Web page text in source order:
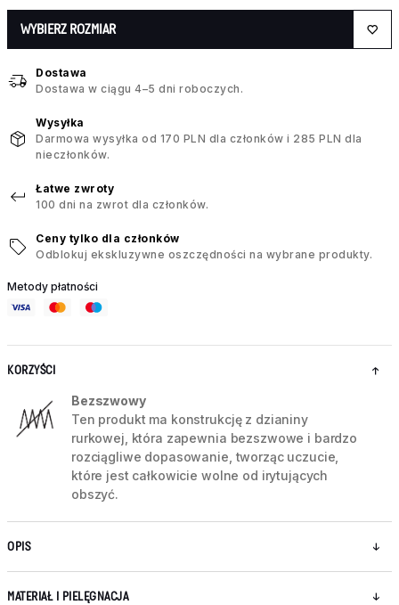
WYBIERZ ROZMIAR
Dostawa
Dostawa w ciągu 4–5 dni roboczych.
Wysyłka
Darmowa wysyłka od 170 PLN dla członków i 285 PLN dla
nieczłonków.
Łatwe zwroty
100 dni na zwrot dla członków.
Ceny tylko dla członków
Odblokuj ekskluzywne oszczędności na wybrane produkty.
Metody płatności
KORZYŚCI
Bezszwowy
Ten produkt ma konstrukcję z dzianiny
rurkowej, która zapewnia bezszwowe i bardzo
rozciągliwe dopasowanie, tworząc uczucie,
które jest całkowicie wolne od irytujących
obszyć.
OPIS
MATERIAŁ I PIELĘGNACJA